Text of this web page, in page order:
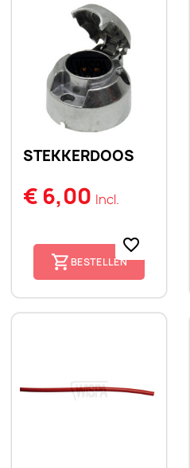
STEKKERDOOS
€ 6,00 Incl.
BESTELLEN
favorite_border